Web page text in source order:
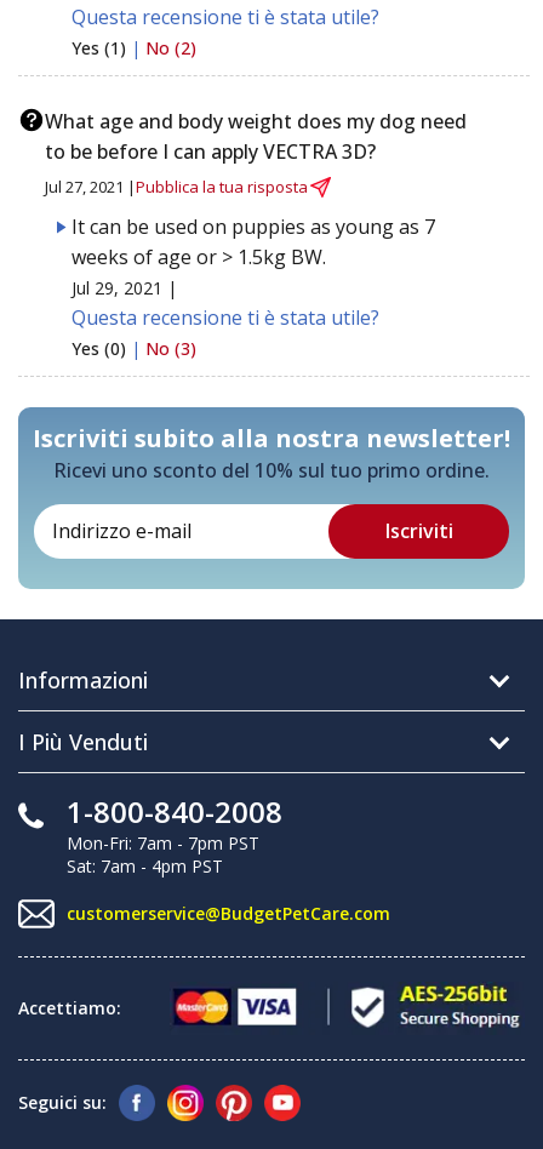
Questa recensione ti è stata utile?
Yes (1) | No (2)
What age and body weight does my dog need
to be before I can apply VECTRA 3D?
Jul 27, 2021 |Pubblica la tua risposta
It can be used on puppies as young as 7
weeks of age or > 1.5kg BW.
Jul 29, 2021 |
Questa recensione ti è stata utile?
Yes (0) | No (3)
Iscriviti subito alla nostra newsletter!
Ricevi uno sconto del 10% sul tuo primo ordine.
Informazioni
I Più Venduti
1-800-840-2008
Mon-Fri: 7am - 7pm PST
Sat: 7am - 4pm PST
customerservice@BudgetPetCare.com
Accettiamo:
Seguici su: